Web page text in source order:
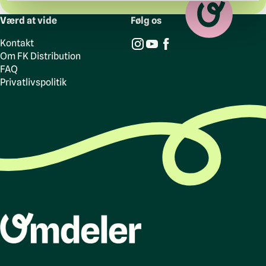
Værd at vide
Kontakt
Om FK Distribution
FAQ
Privatlivspolitik
Følg os